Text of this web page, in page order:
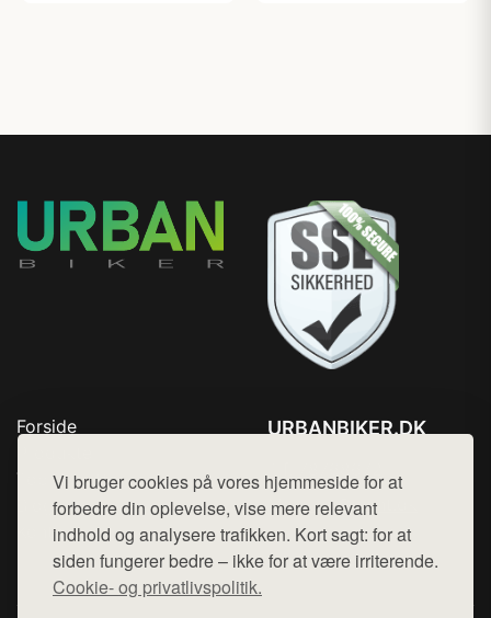
Vi bruger cookies på vores hjemmeside for at
forbedre din oplevelse, vise mere relevant
indhold og analysere trafikken. Kort sagt: for at
siden fungerer bedre – ikke for at være irriterende.
Cookie- og privatlivspolitik.
Forside
Top Rabatter
Blog
Kontakt
URBANBIKER.DK
Mail: hej@want.dk
Cookie- og privatlivspolitik